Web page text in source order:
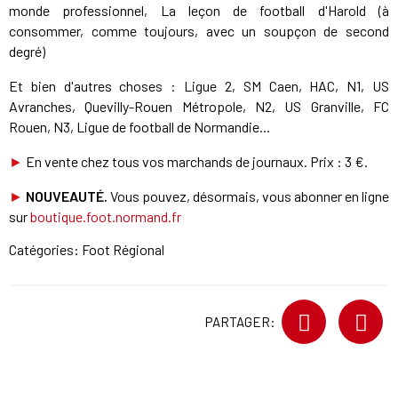
monde professionnel, La leçon de football d'Harold (à
consommer, comme toujours, avec un soupçon de second
degré)
Et bien d'autres choses : Ligue 2, SM Caen, HAC, N1, US
Avranches, Quevilly-Rouen Métropole, N2, US Granville, FC
Rouen, N3, Ligue de football de Normandie...
► En vente chez tous vos marchands de journaux. Prix : 3 €.
► NOUVEAUTÉ. Vous pouvez, désormais, vous abonner en ligne
surboutique.foot.normand.fr
Catégories: Foot Régional
PARTAGER: